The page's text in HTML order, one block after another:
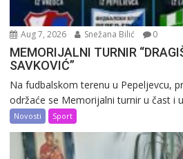
Aug 7, 2026 Snežana Bilić 0
MEMORIJALNI TURNIR
SAVKOVIĆ”
Na fudbalskom terenu u Pepeljevcu,
održaće se Memorijalni turnir u čast i
Novosti Sport